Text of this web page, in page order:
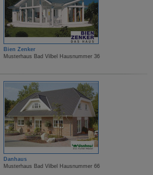
Bien Zenker
Musterhaus Bad Vilbel Hausnummer 36
Danhaus
Musterhaus Bad Vilbel Hausnummer 66